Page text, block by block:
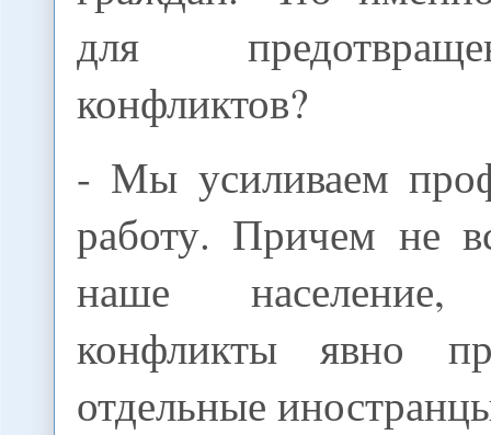
для
конфликтов?
- Мы усиливаем
работу. Причем не
наше
конфликты явно
отдельные